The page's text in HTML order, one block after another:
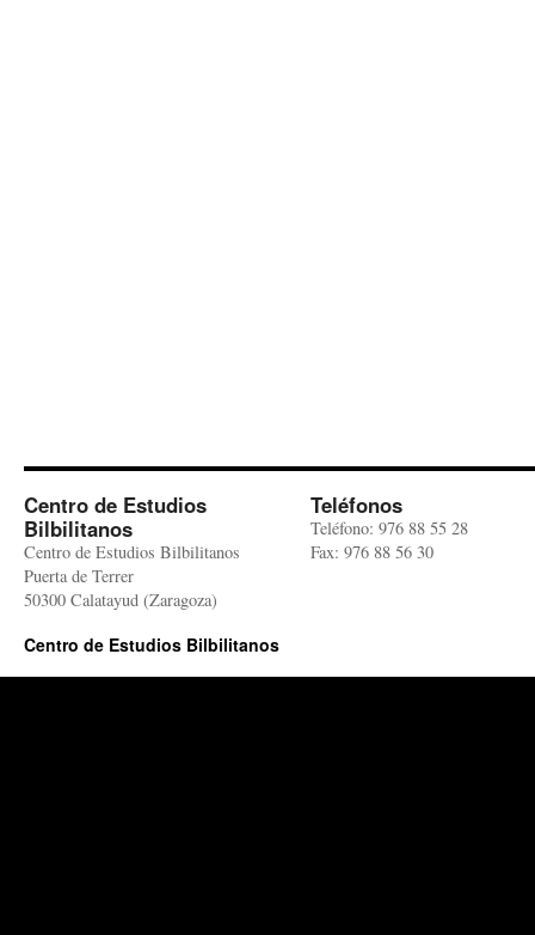
Centro de Estudios
Bilbilitanos
Centro de Estudios Bilbilitanos
Puerta de Terrer
50300 Calatayud (Zaragoza)
Teléfonos
Teléfono: 976 88 55 28
Fax: 976 88 56 30
Centro de Estudios Bilbilitanos